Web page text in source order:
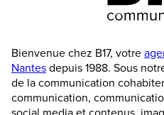
Bienvenue chez B17, votre
Nantesdepuis 1988. Sous
de la communication
communication,